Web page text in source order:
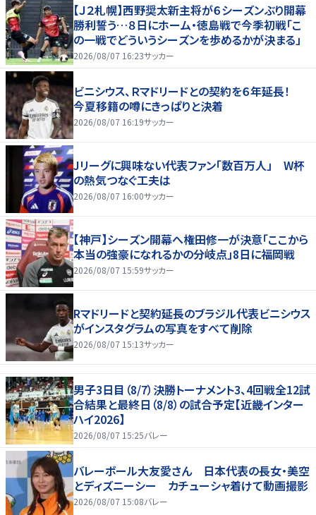
【Ｊ２札幌】西野奨太新主将が６シーズンぶり開幕
勝利誓う…８日にホーム・徳島戦で今季初戦「こ
の一戦でどういうシーズンを歩めるかが決まる」
2026/08/07 16:23サッカー
ビニシウス、Ｒマドリードとの契約を６年延長！
今夏移籍の噂にきっぱりと決着
2026/08/07 16:19サッカー
Jリーグに興味ない代表ファン「数百万人」 W杯
の熱気つなぐ工夫は
2026/08/07 16:00サッカー
【神戸】シーズン開幕へ権田修一が決意「ここから
本当の強豪になれるかの分岐点」8日に福岡戦
2026/08/07 15:59サッカー
Rマドリードと契約延長のブラジル代表ビニシウス
がインスタグラムの写真をすべて削除
2026/08/07 15:13サッカー
男子3日目（8/7）決勝トーナメント3、4回戦全12試
合結果と最終日（8/8）の試合予定【近畿インター
ハイ2026】
2026/08/07 15:25バレー
バレーボール大友愛さん 日本代表の長女・美空
とディズニーシー カチューシャ着けて動画撮影
2026/08/07 15:08バレー